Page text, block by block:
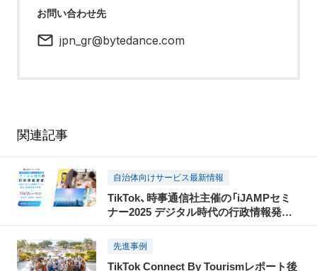
お問い合わせ先
jpn_gr@bytedance.com
関連記事
自治体向けサービス最新情報
TikTok、時事通信社主催の「iJAMPセミ
ナー2025 デジタル時代の行政情報発信」
ショート動画クリエイターや、偽・誤情報
に関する有識者の出演も決定
先進事例
TikTok Connect By Tourismレポート後